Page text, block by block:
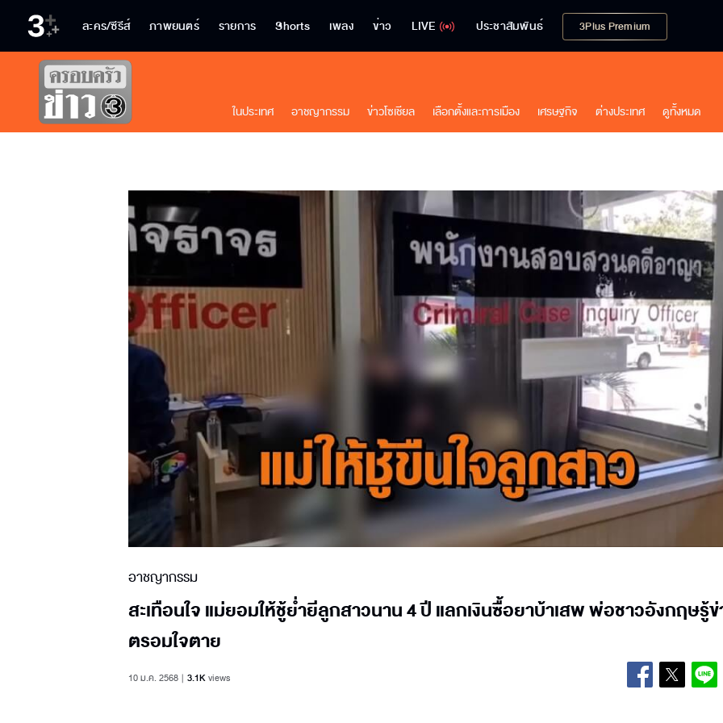
ละคร/ซีรีส์ ภาพยนตร์ รายการ Shorts เพลง ข่าว LIVE ประชาสัมพันธ์ 3Plus Premium
ในประเทศ อาชญากรรม ข่าวโซเชียล เลือกตั้งและการเมือง เศรษฐกิจ ต่างประเทศ ดูทั้งหมด
อาชญากรรม
สะเทือนใจ แม่ยอมให้ชู้ย่ำยีลูกสาวนาน 4 ปี แลกเงินซื้อยาบ้าเสพ พ่อชาวอังกฤษรู้
ตรอมใจตาย
10 ม.ค. 2568 3.1Kviews